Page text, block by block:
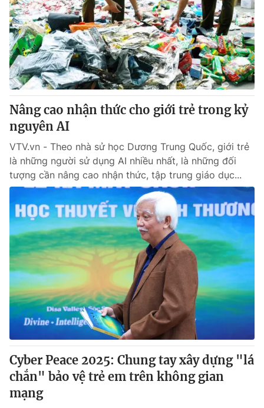
Nâng cao nhận thức cho giới trẻ trong kỷ
nguyên AI
VTV.vn - Theo nhà sử học Dương Trung Quốc, giới trẻ
là những người sử dụng AI nhiều nhất, là những đối
tượng cần nâng cao nhận thức, tập trung giáo dục...
Cyber Peace 2025: Chung tay xây dựng "lá
chắn" bảo vệ trẻ em trên không gian
mạng